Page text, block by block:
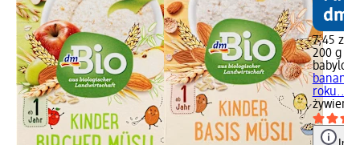
7,45 zł
200 g
babylove
banan-
roku...,